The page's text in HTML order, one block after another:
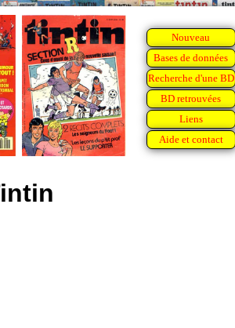
Nouveau
Bases de données
Recherche d'une BD
BD retrouvées
Liens
Aide et contact